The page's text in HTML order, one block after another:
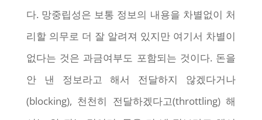
다. 망중립성은 보통 정보의 내용을 차별없이 처
리할 의무로 더 잘 알려져 있지만 여기서 차별이
없다는 것은 과금여부도 포함되는 것이다. 돈을
안 낸 정보라고 해서 전달하지 않겠다거나
(blocking), 천천히 전달하겠다고(throttling) 해